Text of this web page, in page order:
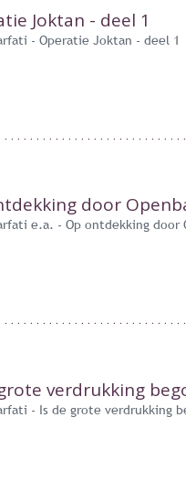
Joktan - deel 1
- Operatie Joktan - deel 1
door
e.a. - Op ontdekking door
verdrukking
- Is de grote verdrukking